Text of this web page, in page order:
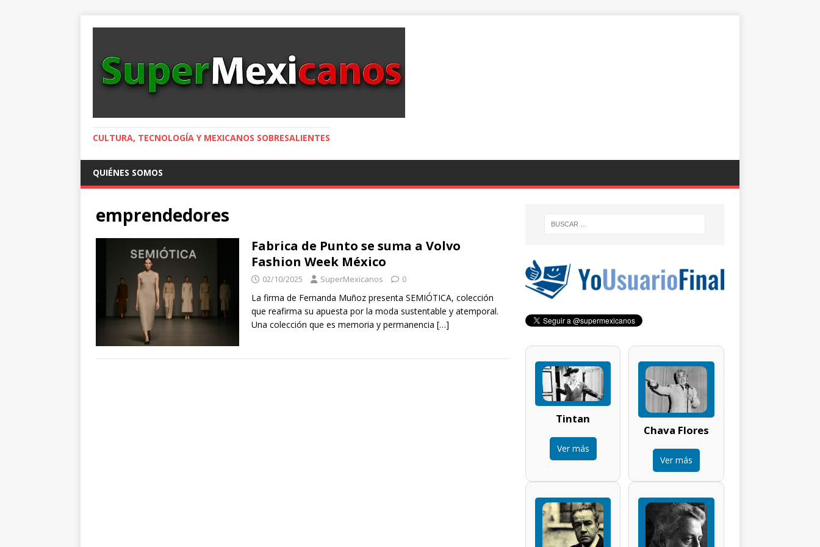
CULTURA, TECNOLOGÍA Y MEXICANOS SOBRESALIENTES
QUIÉNES SOMOS
emprendedores
Fabrica de Punto se suma a Volvo
Fashion Week México
02/10/2025 SuperMexicanos 0
La firma de Fernanda Muñoz presenta SEMIÓTICA, colección
que reafirma su apuesta por la moda sustentable y atemporal.
Una colección que es memoria y permanencia […]
Tintan
Ver más
Chava Flores
Ver más